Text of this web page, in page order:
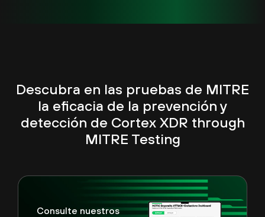
Descubra en las pruebas de MITRE
la eficacia de la prevención y
detección de Cortex XDR through
MITRE Testing
Consulte nuestros